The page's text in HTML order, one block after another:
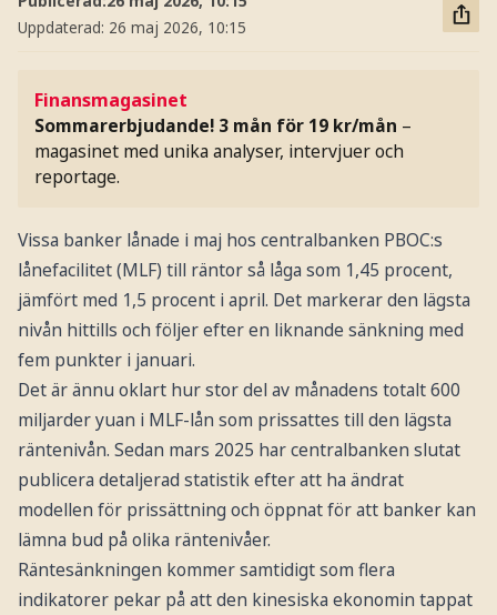
Uppdaterad: 26 maj 2026, 10:15
Finansmagasinet
Sommarerbjudande! 3 mån för 19 kr/mån –
magasinet med unika analyser, intervjuer och
reportage.
Vissa banker lånade i maj hos centralbanken PBOC:s
lånefacilitet (MLF) till räntor så låga som 1,45 procent,
jämfört med 1,5 procent i april. Det markerar den lägsta
nivån hittills och följer efter en liknande sänkning med
fem punkter i januari.
Det är ännu oklart hur stor del av månadens totalt 600
miljarder yuan i MLF-lån som prissattes till den lägsta
räntenivån. Sedan mars 2025 har centralbanken slutat
publicera detaljerad statistik efter att ha ändrat
modellen för prissättning och öppnat för att banker kan
lämna bud på olika räntenivåer.
Räntesänkningen kommer samtidigt som flera
indikatorer pekar på att den kinesiska ekonomin tappat